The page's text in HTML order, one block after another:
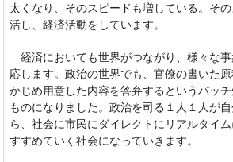
太くなり、そのスピードも増している。そ
活し、経済活動をしています。
経済においても世界がつながり、様々な
応します。政治の世界でも、官僚の書いた
かじめ用意した内容を答弁するというバッ
ものになりました。政治を司る１人１人が
ら、社会に市民にダイレクトにリアルタイ
すすめていく社会になっていきます。